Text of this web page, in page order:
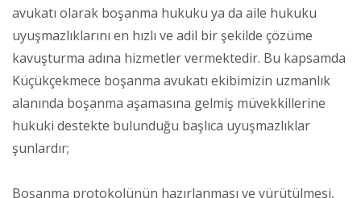
avukatı olarak boşanma hukuku ya da aile hukuku
uyuşmazlıklarını en hızlı ve adil bir şekilde çözüme
kavuşturma adına hizmetler vermektedir. Bu kapsamda
Küçükçekmece boşanma avukatı ekibimizin uzmanlık
alanında boşanma aşamasına gelmiş müvekkillerine
hukuki destekte bulunduğu başlıca uyuşmazlıklar
şunlardır;
Boşanma protokolünün hazırlanması ve yürütülmesi,